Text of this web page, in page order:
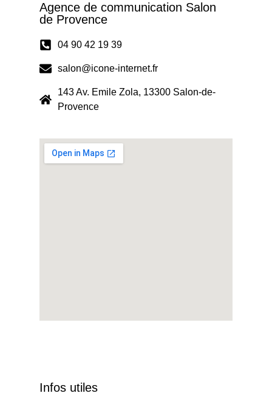
Agence de communication Salon
de Provence
04 90 42 19 39
salon@icone-internet.fr
143 Av. Emile Zola, 13300 Salon-de-
Provence
Infos utiles